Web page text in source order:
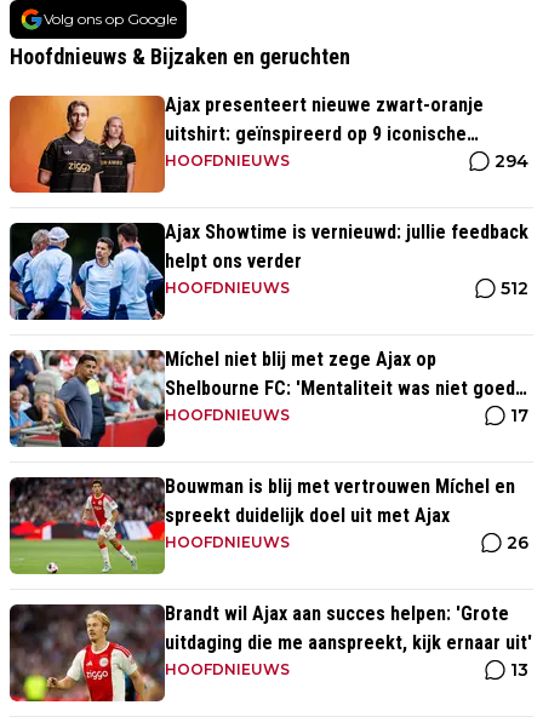
Volg ons op Google
Hoofdnieuws & Bijzaken en geruchten
Ajax presenteert nieuwe zwart-oranje
uitshirt: geïnspireerd op 9 iconische
momenten uit clubhistorie
HOOFDNIEUWS 294
Ajax Showtime is vernieuwd: jullie feedback
helpt ons verder
HOOFDNIEUWS 512
Míchel niet blij met zege Ajax op
Shelbourne FC: 'Mentaliteit was niet goed
genoeg in de slotfase'
HOOFDNIEUWS 17
Bouwman is blij met vertrouwen Míchel en
spreekt duidelijk doel uit met Ajax
HOOFDNIEUWS 26
Brandt wil Ajax aan succes helpen: 'Grote
uitdaging die me aanspreekt, kijk ernaar uit'
HOOFDNIEUWS 13